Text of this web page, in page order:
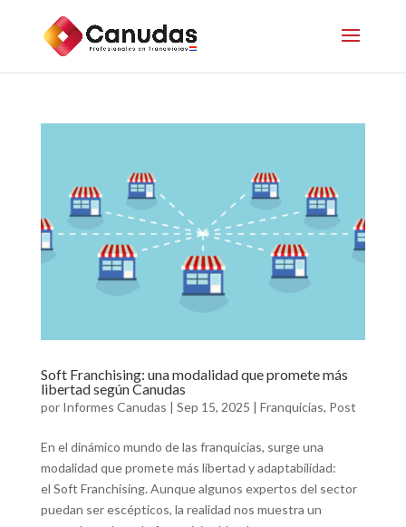
Soft Franchising: una modalidad que promete más
libertad según Canudas
por Informes Canudas | Sep 15, 2025 | Franquicias, Post
En el dinámico mundo de las franquicias, surge una
modalidad que promete más libertad y adaptabilidad:
el Soft Franchising. Aunque algunos expertos del sector
puedan ser escépticos, la realidad nos muestra un